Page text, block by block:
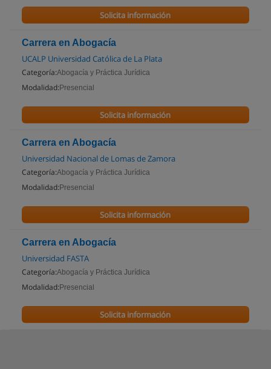
Solicita información
Carrera en Abogacía
UCALP Universidad Católica de La Plata
Categoría:Abogacía y Práctica Jurídica
Modalidad: Presencial
Solicita información
Carrera en Abogacía
Universidad Nacional de Lomas de Zamora
Categoría:Abogacía y Práctica Jurídica
Modalidad: Presencial
Solicita información
Carrera en Abogacía
Universidad FASTA
Categoría:Abogacía y Práctica Jurídica
Modalidad: Presencial
Solicita información